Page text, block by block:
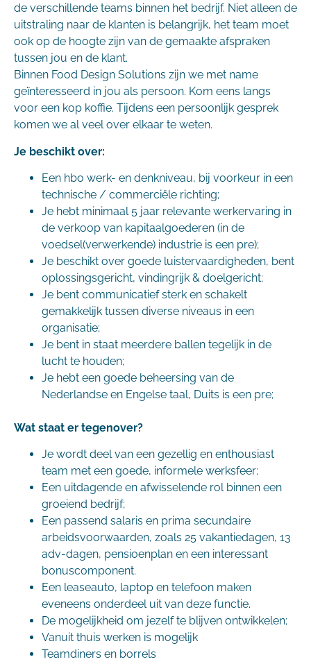
de verschillende teams binnen het bedrijf. Niet alleen de
uitstraling naar de klanten is belangrijk, het team moet
ook op de hoogte zijn van de gemaakte afspraken
tussen jou en de klant.
Binnen Food Design Solutions zijn we met name
geïnteresseerd in jou als persoon. Kom eens langs
voor een kop koffie. Tijdens een persoonlijk gesprek
komen we al veel over elkaar te weten.
Je beschikt over:
Een hbo werk- en denkniveau, bij voorkeur in een
technische / commerciële richting;
Je hebt minimaal 5 jaar relevante werkervaring in
de verkoop van kapitaalgoederen (in de
voedsel(verwerkende) industrie is een pre);
Je beschikt over goede luistervaardigheden, bent
oplossingsgericht, vindingrijk & doelgericht;
Je bent communicatief sterk en schakelt
gemakkelijk tussen diverse niveaus in een
organisatie;
Je bent in staat meerdere ballen tegelijk in de
lucht te houden;
Je hebt een goede beheersing van de
Nederlandse en Engelse taal, Duits is een pre;
Wat staat er tegenover?
Je wordt deel van een gezellig en enthousiast
team met een goede, informele werksfeer;
Een uitdagende en afwisselende rol binnen een
groeiend bedrijf;
Een passend salaris en prima secundaire
arbeidsvoorwaarden, zoals 25 vakantiedagen, 13
adv-dagen, pensioenplan en een interessant
bonuscomponent.
Een leaseauto, laptop en telefoon maken
eveneens onderdeel uit van deze functie.
De mogelijkheid om jezelf te blijven ontwikkelen;
Vanuit thuis werken is mogelijk
Teamdiners en borrels